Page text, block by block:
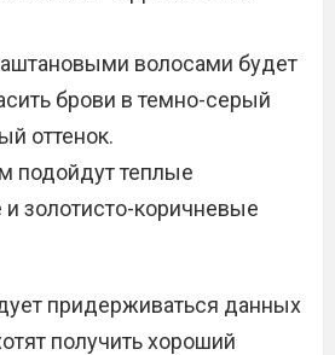
волосами будет
брови в темно-серый
оттенок.
подойдут теплые
и золотисто-коричневые
придерживаться данных
получить хороший